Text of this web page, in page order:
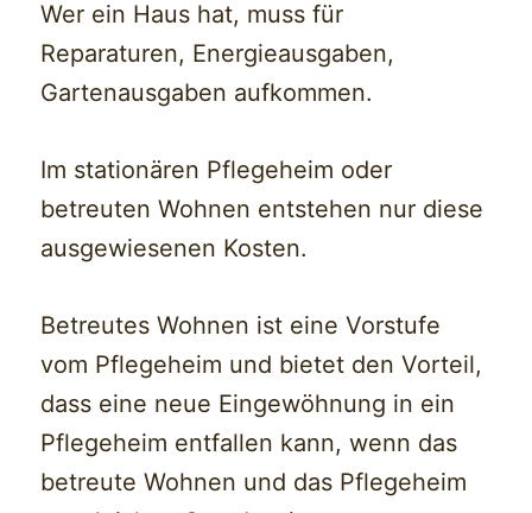
Wer ein Haus hat, muss für
Reparaturen, Energieausgaben,
Gartenausgaben aufkommen.
Im stationären Pflegeheim oder
betreuten Wohnen entstehen nur diese
ausgewiesenen Kosten.
Betreutes Wohnen ist eine Vorstufe
vom Pflegeheim und bietet den Vorteil,
dass eine neue Eingewöhnung in ein
Pflegeheim entfallen kann, wenn das
betreute Wohnen und das Pflegeheim